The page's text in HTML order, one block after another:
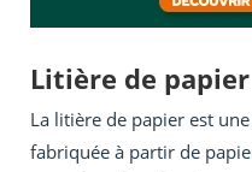
Litière de papier
La litière de papier est
fabriquée à partir de